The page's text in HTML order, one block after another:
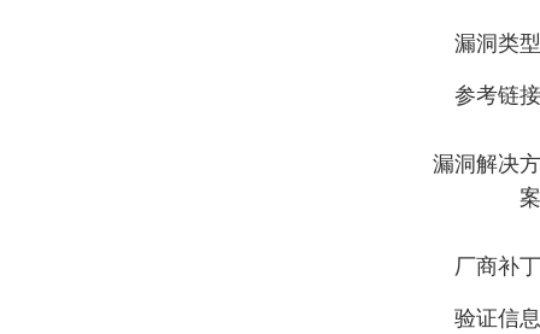
漏洞类型
参考链接
漏洞解决方
案
厂商补丁
验证信息